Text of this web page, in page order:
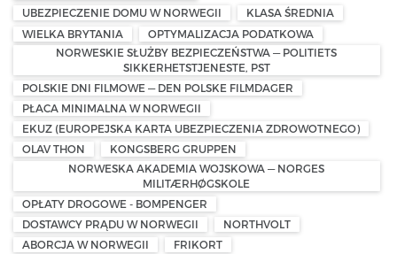
UBEZPIECZENIE DOMU W NORWEGII
KLASA ŚREDNIA
WIELKA BRYTANIA
OPTYMALIZACJA PODATKOWA
NORWESKIE SŁUŻBY BEZPIECZEŃSTWA — POLITIETS
SIKKERHETSTJENESTE, PST
POLSKIE DNI FILMOWE — DEN POLSKE FILMDAGER
PŁACA MINIMALNA W NORWEGII
EKUZ (EUROPEJSKA KARTA UBEZPIECZENIA ZDROWOTNEGO)
OLAV THON
KONGSBERG GRUPPEN
NORWESKA AKADEMIA WOJSKOWA — NORGES
MILITÆRHØGSKOLE
OPŁATY DROGOWE - BOMPENGER
DOSTAWCY PRĄDU W NORWEGII
NORTHVOLT
ABORCJA W NORWEGII
FRIKORT